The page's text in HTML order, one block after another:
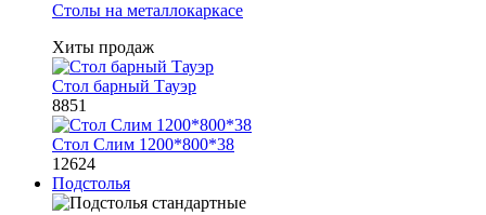
Столы на металлокаркасе
Хиты продаж
Стол барный Тауэр
8851
Стол Слим 1200*800*38
12624
Подстолья